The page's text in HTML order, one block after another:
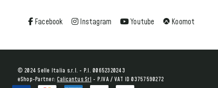
Facebook Instagram Youtube Koomot
© 2024 Selle Italia s.r.l. - P.I. 00652320243
eShop-Partner:Calicantus Srl- P.IVA / VAT ID 03757590272